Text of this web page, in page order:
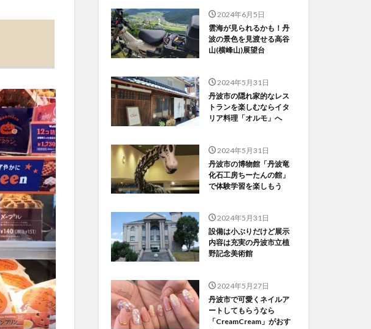
2024年6月5日
雲海が見られるかも！丹
波の景色を見渡せる高谷
山(横峰山)展望台
2024年5月31日
丹波市の隠れ家的なレス
トランを楽しむならイタ
リア料理「オルモ」へ
2024年5月31日
丹波市の博物館「丹波竜
化石工房ちーたんの館」
で体験学習を楽しもう
2024年5月31日
設備は小ぶりだけど展示
内容は充実の丹波市立植
野記念美術館
2024年5月27日
丹波市で可愛くネイルア
ートしてもらうなら
「CreamCream」がおす